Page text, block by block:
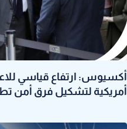
أكسيوس: ارتفاع قياسي
أمريكية لتشكيل فرق أمن